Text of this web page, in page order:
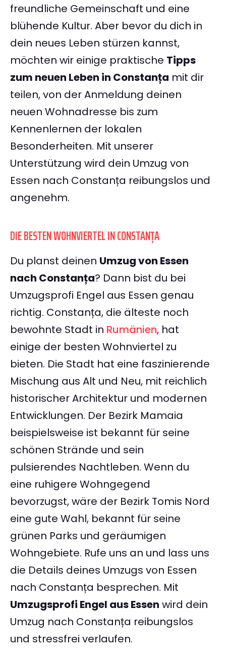
freundliche Gemeinschaft und eine
blühende Kultur. Aber bevor du dich in
dein neues Leben stürzen kannst,
möchten wir einige praktische Tipps
zum neuen Leben in Constanța mit dir
teilen, von der Anmeldung deinen
neuen Wohnadresse bis zum
Kennenlernen der lokalen
Besonderheiten. Mit unserer
Unterstützung wird dein Umzug von
Essen nach Constanța reibungslos und
angenehm.
DIE BESTEN WOHNVIERTEL IN CONSTANȚA
Du planst deinen Umzug von Essen
nach Constanța? Dann bist du bei
Umzugsprofi Engel aus Essen genau
richtig. Constanța, die älteste noch
bewohnte Stadt in Rumänien, hat
einige der besten Wohnviertel zu
bieten. Die Stadt hat eine faszinierende
Mischung aus Alt und Neu, mit reichlich
historischer Architektur und modernen
Entwicklungen. Der Bezirk Mamaia
beispielsweise ist bekannt für seine
schönen Strände und sein
pulsierendes Nachtleben. Wenn du
eine ruhigere Wohngegend
bevorzugst, wäre der Bezirk Tomis Nord
eine gute Wahl, bekannt für seine
grünen Parks und geräumigen
Wohngebiete. Rufe uns an und lass uns
die Details deines Umzugs von Essen
nach Constanța besprechen. Mit
Umzugsprofi Engel aus Essen wird dein
Umzug nach Constanța reibungslos
und stressfrei verlaufen.